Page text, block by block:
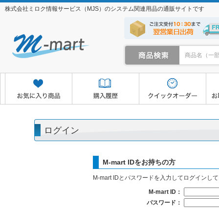
株式会社ミロク情報サービス（MJS）のシステム関連用品の通販サイトです
お取り寄せサービス マイページ
ログイン
M-mart IDをお持ちの方
M-mart IDとパスワードを入力してログインし
M-mart ID：
パスワード：